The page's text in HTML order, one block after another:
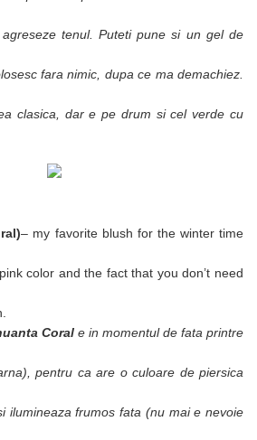
tenul. Puteti pune si un gel de
fara nimic, dupa ce ma demachiez.
clasica, dar e pe drum si cel verde cu
– my favorite blush for the winter time
color and the fact that you don’t need
Coral e in momentul de fata printre
pentru ca are o culoare de piersica
ilumineaza frumos fata (nu mai e nevoie